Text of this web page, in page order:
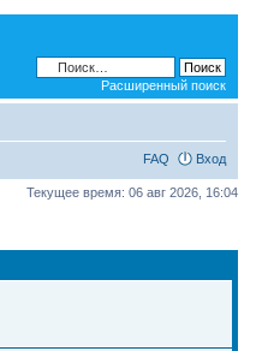
Расширенный поиск
FAQ Вход
Текущее время: 06 авг 2026, 16:04